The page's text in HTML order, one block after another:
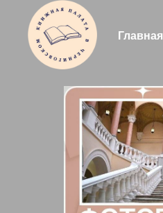
Главная